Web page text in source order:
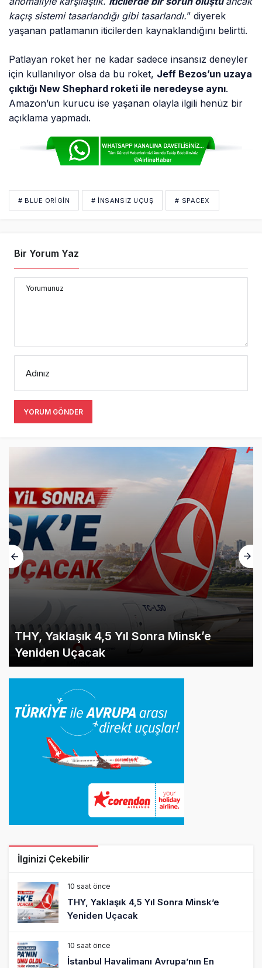
kaçış sistemi tasarlandığı gibi tasarlandı.” diyerek
yaşanan patlamanın iticilerden kaynaklandığını belirtti.
Patlayan roket her ne kadar sadece insansız deneyler
için kullanılıyor olsa da bu roket, Jeff Bezos’un uzaya
çıktığı New Shephard roketi ile neredeyse aynı.
Amazon’un kurucu ise yaşanan olayla ilgili henüz bir
açıklama yapmadı.
# BLUE ORIGIN # INSANSIZ UÇUŞ # SPACEX
Bir Yorum Yaz
Yorumunuz
Adınız
YORUM GÖNDER
THY, Yaklaşık 4,5 Yıl Sonra Minsk’e
Yeniden Uçacak
İlginizi Çekebilir
10 saat önce
THY, Yaklaşık 4,5 Yıl Sonra Minsk’e
Yeniden Uçacak
10 saat önce
İstanbul Havalimanı Avrupa’nın En